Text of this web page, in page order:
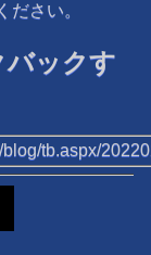
ださい。
ックす
tb.aspx/